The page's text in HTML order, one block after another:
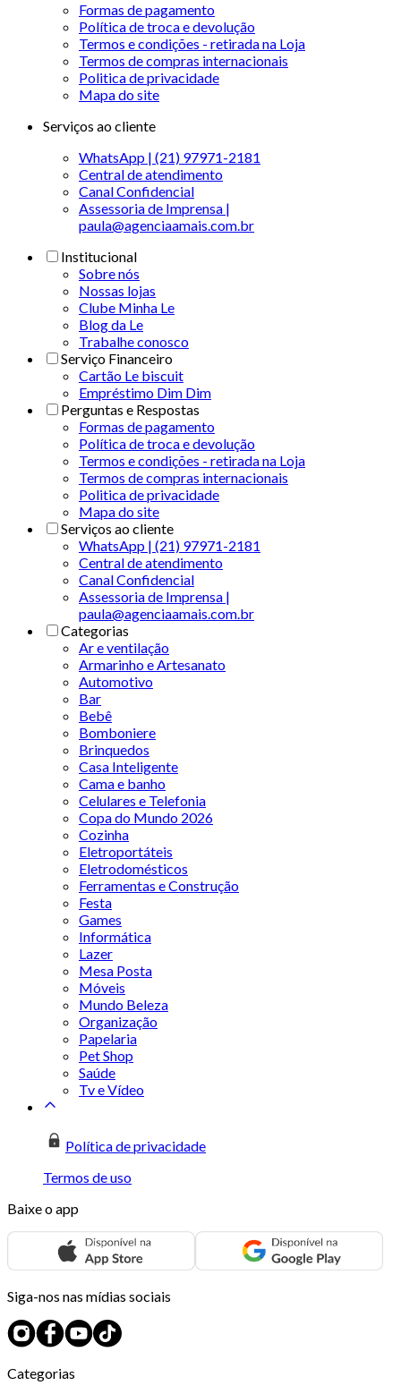
Formas de pagamento
Política de troca e devolução
Termos e condições - retirada na Loja
Termos de compras internacionais
Politica de privacidade
Mapa do site
Serviços ao cliente
WhatsApp | (21) 97971-2181
Central de atendimento
Canal Confidencial
Assessoria de Imprensa |
paula@agenciaamais.com.br
Institucional
Sobre nós
Nossas lojas
Clube Minha Le
Blog da Le
Trabalhe conosco
Serviço Financeiro
Cartão Le biscuit
Empréstimo Dim Dim
Perguntas e Respostas
Formas de pagamento
Política de troca e devolução
Termos e condições - retirada na Loja
Termos de compras internacionais
Politica de privacidade
Mapa do site
Serviços ao cliente
WhatsApp | (21) 97971-2181
Central de atendimento
Canal Confidencial
Assessoria de Imprensa |
paula@agenciaamais.com.br
Categorias
Ar e ventilação
Armarinho e Artesanato
Automotivo
Bar
Bebê
Bomboniere
Brinquedos
Casa Inteligente
Cama e banho
Celulares e Telefonia
Copa do Mundo 2026
Cozinha
Eletroportáteis
Eletrodomésticos
Ferramentas e Construção
Festa
Games
Informática
Lazer
Mesa Posta
Móveis
Mundo Beleza
Organização
Papelaria
Pet Shop
Saúde
Tv e Vídeo
Política de privacidade
Termos de uso
Baixe o app
Siga-nos nas mídias sociais
Categorias